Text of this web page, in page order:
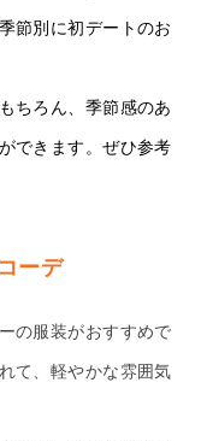
節別に初デートのお
ちろん、季節感のあ
できます。ぜひ参考
ーデ
の服装がおすすめで
て、軽やかな雰囲気